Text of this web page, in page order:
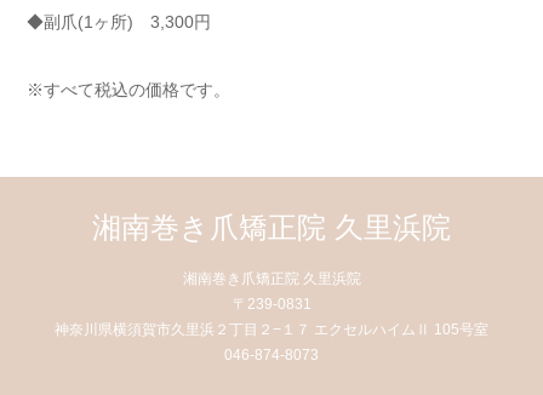
◆副爪(1ヶ所) 3,300円
※すべて税込の価格です。
湘南巻き爪矯正院 久里浜院
湘南巻き爪矯正院 久里浜院
〒239-0831
神奈川県横須賀市久里浜２丁目２−１７ エクセルハイムⅡ 105号室
046-874-8073